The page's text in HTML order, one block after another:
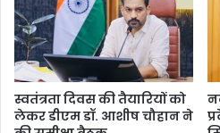
स्वतंत्रता दिवस की तैयारियों को
लेकर डीएम डॉ. आशीष चौहान ने